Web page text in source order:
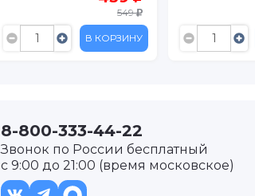
549
В КОРЗИНУ
8-800-333-44-22
Звонок по России бесплатный
с 9:00 до 21:00 (время московское)